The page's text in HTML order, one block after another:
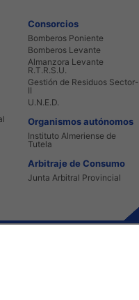
Consorcios
Bomberos Poniente
Bomberos Levante
Almanzora Levante
R.T.R.S.U.
Gestión de Residuos Sector-
II
U.N.E.D.
Organismos autónomos
Instituto Almeriense de
Tutela
Arbitraje de Consumo
Junta Arbitral Provincial